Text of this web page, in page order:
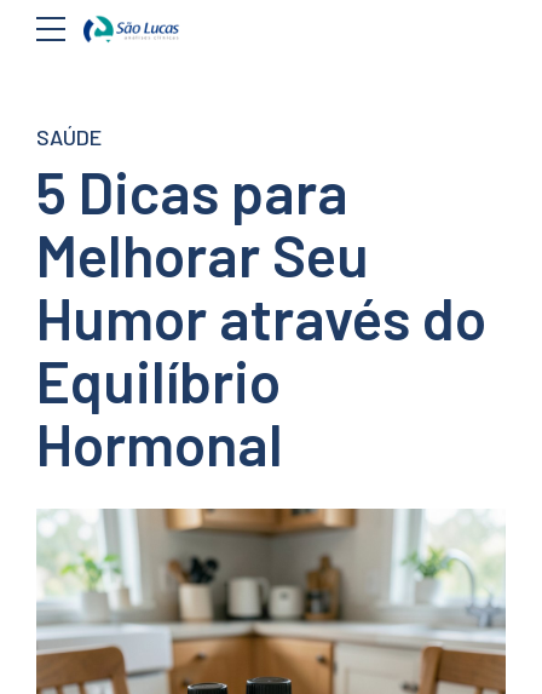
SAÚDE
5 Dicas para
Melhorar Seu
Humor através do
Equilíbrio
Hormonal